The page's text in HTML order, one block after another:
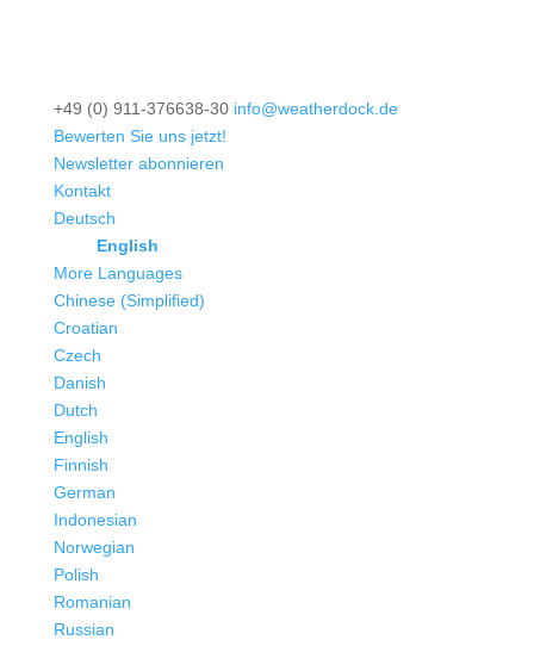
+49 (0) 911-376638-30 info@weatherdock.de
Bewerten Sie uns jetzt!
Newsletter abonnieren
Kontakt
Deutsch
English
More Languages
Chinese (Simplified)
Croatian
Czech
Danish
Dutch
English
Finnish
German
Indonesian
Norwegian
Polish
Romanian
Russian